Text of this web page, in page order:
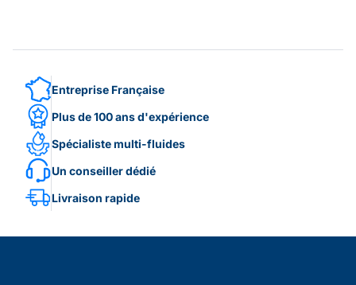
Entreprise Française
Plus de 100 ans d'expérience
Spécialiste multi-fluides
Un conseiller dédié
Livraison rapide